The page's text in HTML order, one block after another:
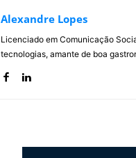
Alexandre Lopes
Licenciado em Comunicação
tecnologias, amante de boa